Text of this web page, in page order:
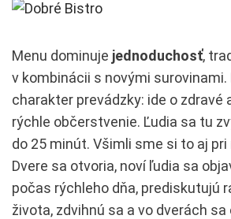
Menu dominuje jednoduchosť,
v kombinácii s novými surovinami.
charakter prevádzky: ide o zdravé
rýchle občerstvenie. Ľudia sa tu
do 25 minút. Všimli sme si to aj
Dvere sa otvoria, noví ľudia sa
počas rýchleho dňa, prediskutujú
života, zdvihnú sa a vo dverách